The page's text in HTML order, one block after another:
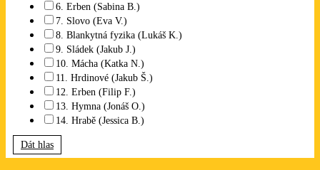
6. Erben (Sabina B.)
7. Slovo (Eva V.)
8. Blankytná fyzika (Lukáš K.)
9. Sládek (Jakub J.)
10. Mácha (Katka N.)
11. Hrdinové (Jakub Š.)
12. Erben (Filip F.)
13. Hymna (Jonáš O.)
14. Hrabě (Jessica B.)
Dát hlas